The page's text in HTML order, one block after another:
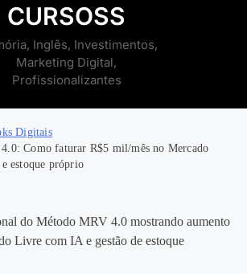
CURSOSS
Inglês, Investimentos,
Marketing Digital,
Profissionalizantes
Digitais
Como faturar R$5 mil/mês no Mercado
estoque próprio